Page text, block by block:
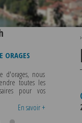
nous
toutes les
pour vos
En savoir +
VIGILANCE
29/07/2026
Météo-
métropole
vigilance jaune
›